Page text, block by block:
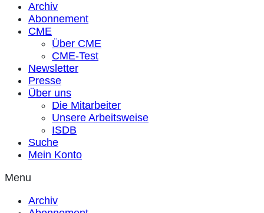
Archiv
Abonnement
CME
Über CME
CME-Test
Newsletter
Presse
Über uns
Die Mitarbeiter
Unsere Arbeitsweise
ISDB
Suche
Mein Konto
Menu
Archiv